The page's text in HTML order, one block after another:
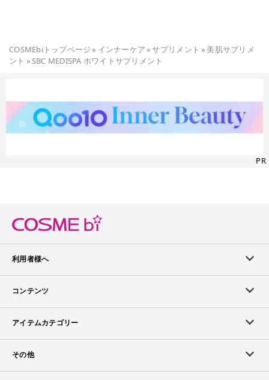
COSMEbiトップページ» インナーケア»サプリメント » 美肌サプリメ
ント »SBC MEDISPA ホワイトサプリメント
PR
利用者様へ
メンバーログイン
メンバー会員について
アイテム掲載リクエスト
コンテンツ
ランキング
ブランドから探す
アイテムカテゴリー
スキンケア
その他